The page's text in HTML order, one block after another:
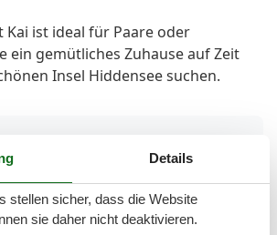
Kai ist ideal für Paare oder
ein gemütliches Zuhause auf Zeit
Insel Hiddensee suchen.
Details
stellen sicher, dass die Website
sie daher nicht deaktivieren.